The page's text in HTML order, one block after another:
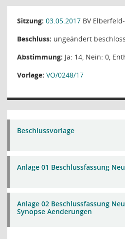
Sitzung: 03.05.2017 BV
Beschluss: ungeändert
Abstimmung: Ja: 14, Nein: 0,
Vorlage: VO/0248/17
Beschlussvorlage
Anlage 01 Beschlussfassung
Anlage 02 Beschlussfassung
Synopse Aenderungen